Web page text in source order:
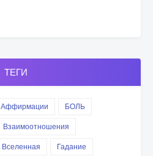
ТЕГИ
Аффирмации
БОЛЬ
Взаимоотношения
Вселенная
Гадание